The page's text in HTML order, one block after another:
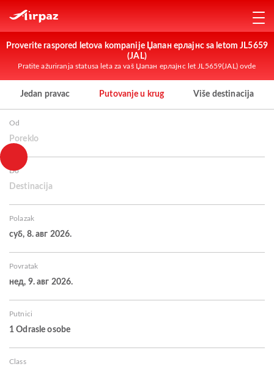
Proverite raspored letova kompanije Џапан ерлајнс sa letom JL5659
(JAL)
Pratite ažuriranja statusa leta za vaš Џапан ерлајнс let JL5659(JAL) ovde
Jedan pravac Putovanje u krug Više destinacija
Od
Poreklo
Do
Destinacija
Polazak
суб, 8. авг 2026.
Povratak
нед, 9. авг 2026.
Putnici
1 Odrasle osobe
Class